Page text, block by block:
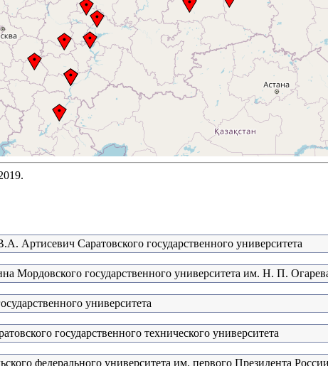
Артисевич Саратовского государственного университета
Мордовского государственного университета им. Н. П.
университета
государственного технического университета
федерального университета им. первого Президента